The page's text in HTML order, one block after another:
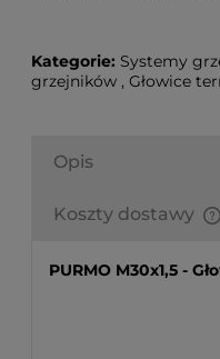
Kategorie: Systemy
grzejników , Głowice
Opis
Koszty dostawy
produktów które się
PURMO M30x1,5 -